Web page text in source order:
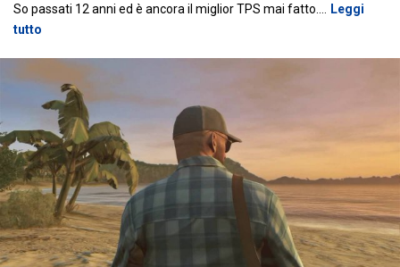
So passati 12 anni ed è ancora il miglior TPS mai fatto.
Leggi
tutto